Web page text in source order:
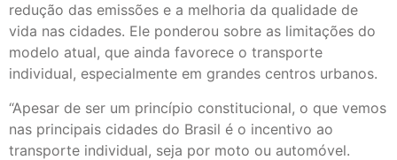
redução das emissões e a melhoria da qualidade de
vida nas cidades. Ele ponderou sobre as limitações do
modelo atual, que ainda favorece o transporte
individual, especialmente em grandes centros urbanos.
“Apesar de ser um princípio constitucional, o que vemos
nas principais cidades do Brasil é o incentivo ao
transporte individual, seja por moto ou automóvel.